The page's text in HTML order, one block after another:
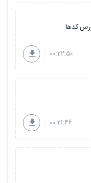
کدها
00:22:50
00:21:46